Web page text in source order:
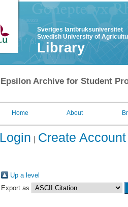
Sveriges lantbruksuniversitet
Swedish University of
Library
Epsilon Archive for Student
Home About
Login Create Account
Up a level
Export as